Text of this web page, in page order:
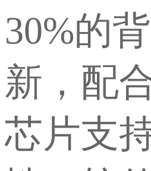
30%的
新，配
芯片支